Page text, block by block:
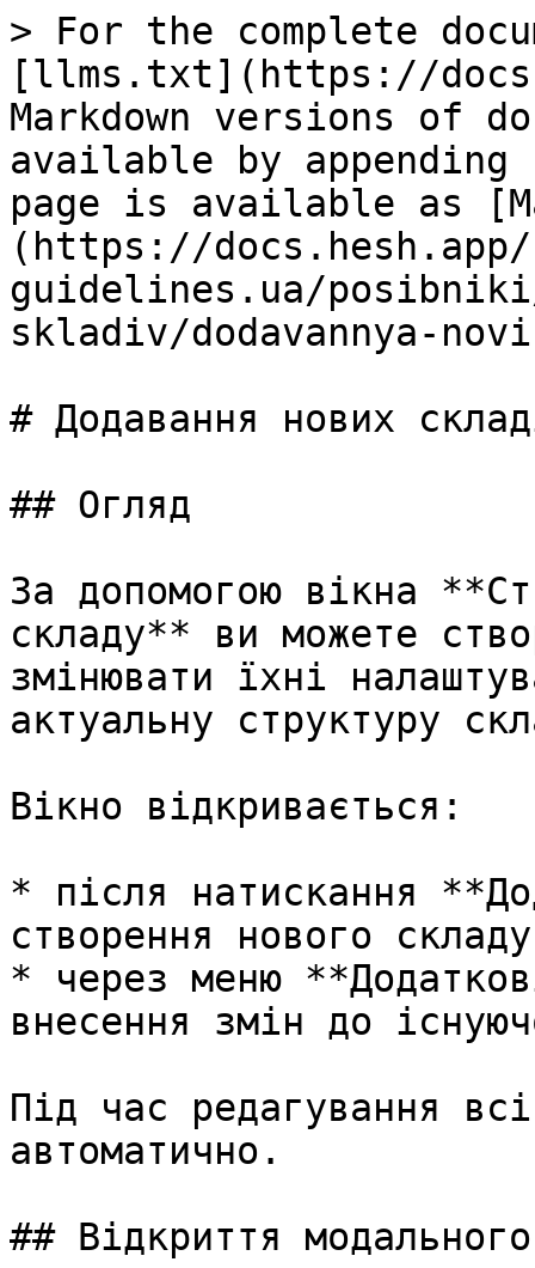
> For the complete
[llms.txt](https://
Markdown versions of
available by
page is available as
(https://docs.hesh.app/
guidelines.ua/
skladiv/dodavannya-
# Додавання нових
## Огляд
За допомогою вікна
складу** ви можете
змінювати їхні
актуальну структуру
Вікно відкривається:
* після натискання
створення нового
* через меню
внесення змін до
Під час редагування
автоматично.
## Відкриття